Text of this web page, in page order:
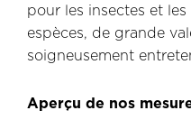
pour les insectes et
espèces, de grande
soigneusement
Aperçu de nos